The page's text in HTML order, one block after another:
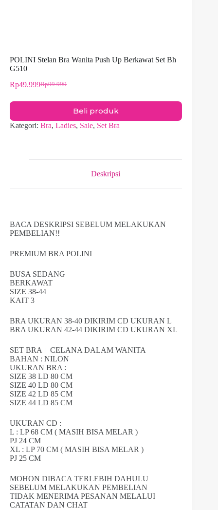
POLINI Stelan Bra Wanita Push Up Berkawat Set Bh
G510
Rp99.999
Harga
Rp49.999Harga
Rp49.999.
Beli produk
Kategori: Bra, Ladies, Sale, Set Bra
Deskripsi
BACA DESKRIPSI SEBELUM MELAKUKAN
PEMBELIAN!!
PREMIUM BRA POLINI
BUSA SEDANG
BERKAWAT
SIZE 38-44
KAIT 3
BRA UKURAN 38-40 DIKIRIM CD UKURAN L
BRA UKURAN 42-44 DIKIRIM CD UKURAN XL
SET BRA + CELANA DALAM WANITA
BAHAN : NILON
UKURAN BRA :
SIZE 38 LD 80 CM
SIZE 40 LD 80 CM
SIZE 42 LD 85 CM
SIZE 44 LD 85 CM
UKURAN CD :
L : LP 68 CM ( MASIH BISA MELAR )
PJ 24 CM
XL : LP 70 CM ( MASIH BISA MELAR )
PJ 25 CM
MOHON DIBACA TERLEBIH DAHULU
SEBELUM MELAKUKAN PEMBELIAN
TIDAK MENERIMA PESANAN MELALUI
CATATAN DAN CHAT